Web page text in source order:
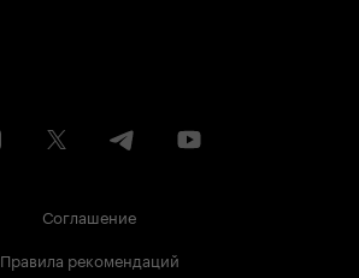
Соглашение
Правила рекомендаций